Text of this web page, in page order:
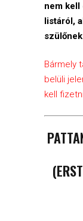
nem kell
listáról,
Bármely
belüli
kell